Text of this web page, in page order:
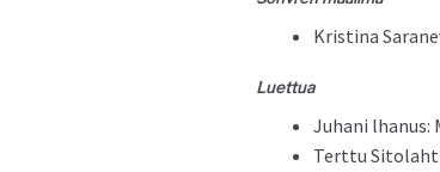
Kristi­na
Luet­tua
Juhani lhanus:
Tert­tu